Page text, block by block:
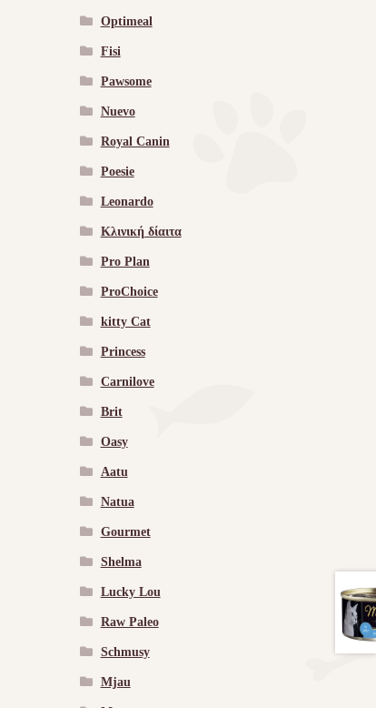
Optimeal
Fisi
Pawsome
Nuevo
Royal Canin
Poesie
Leonardo
Κλινική δίαιτα
Pro Plan
ProChoice
kitty Cat
Princess
Carnilove
Brit
Oasy
Aatu
Natua
Gourmet
Shelma
Lucky Lou
Raw Paleo
Schmusy
Mjau